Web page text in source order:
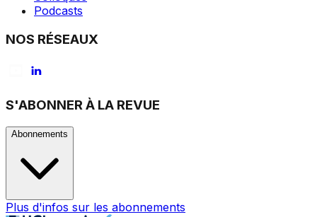
Podcasts
NOS RÉSEAUX
S'ABONNER À LA REVUE
Abonnements
Plus d'infos sur les abonnements